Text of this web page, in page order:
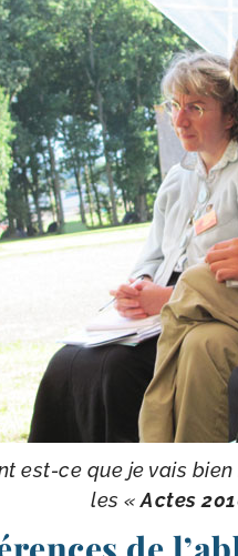
est-​ce que je vais
les «Actes